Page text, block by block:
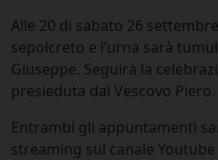
Alle 20 di sabato 26
sepolcreto e l’urna sarà
Giuseppe. Seguirà la
presieduta dal Vescovo Piero.
Entrambi gli appuntamenti
streaming sul canale